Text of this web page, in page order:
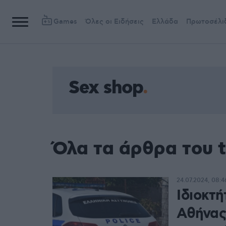
Games Όλες οι Ειδήσεις Ελλάδα
Sex shop
Όλα τα άρθρα του
24.07.2024,